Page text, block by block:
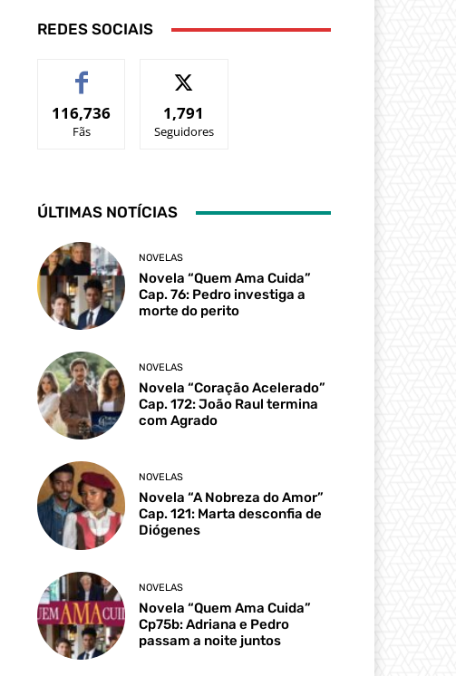
REDES SOCIAIS
116,736
Fãs
1,791
Seguidores
ÚLTIMAS NOTÍCIAS
NOVELAS
Novela “Quem Ama Cuida”
Cap. 76: Pedro investiga a
morte do perito
NOVELAS
Novela “Coração Acelerado”
Cap. 172: João Raul termina
com Agrado
NOVELAS
Novela “A Nobreza do Amor”
Cap. 121: Marta desconfia de
Diógenes
NOVELAS
Novela “Quem Ama Cuida”
Cp75b: Adriana e Pedro
passam a noite juntos